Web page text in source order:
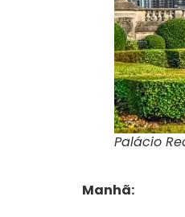
Palácio
Manhã: